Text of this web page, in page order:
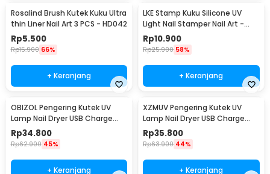
Rosalind Brush Kutek Kuku Ultra
thin Liner Nail Art 3 PCS - HD042
Rp5.500
Rp15.900 66%
+ Keranjang
LKE Stamp Kuku Silicone UV
Light Nail Stamper Nail Art -
M26
Rp10.900
Rp25.900 58%
+ Keranjang
OBIZOL Pengering Kutek UV
Lamp Nail Dryer USB Charge
54W - MINI802
Rp34.800
Rp62.900 45%
+ Keranjang
XZMUV Pengering Kutek UV
Lamp Nail Dryer USB Charge
54W - MINI801
Rp35.800
Rp63.900 44%
+ Keranjang